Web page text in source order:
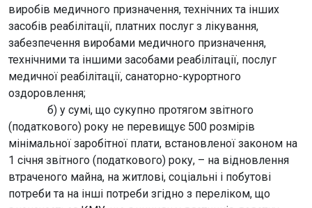
виробів медичного призначення, технічних та інших
засобів реабілітації, платних послуг з лікування,
забезпечення виробами медичного призначення,
технічними та іншими засобами реабілітації, послуг
медичної реабілітації, санаторно-курортного
оздоровлення;
б) у сумі, що сукупно протягом звітного
(податкового) року не перевищує 500 розмірів
мінімальної заробітної плати, встановленої законом на
1 січня звітного (податкового) року, – на відновлення
втраченого майна, на житлові, соціальні і побутові
потреби та на інші потреби згідно з переліком, що